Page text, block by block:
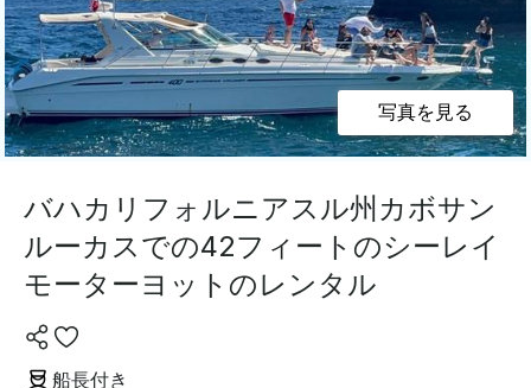
写真を見る
バハカリフォルニアスル州カボサン
ルーカスでの42フィートのシーレイ
モーターヨットのレンタル
船長付き